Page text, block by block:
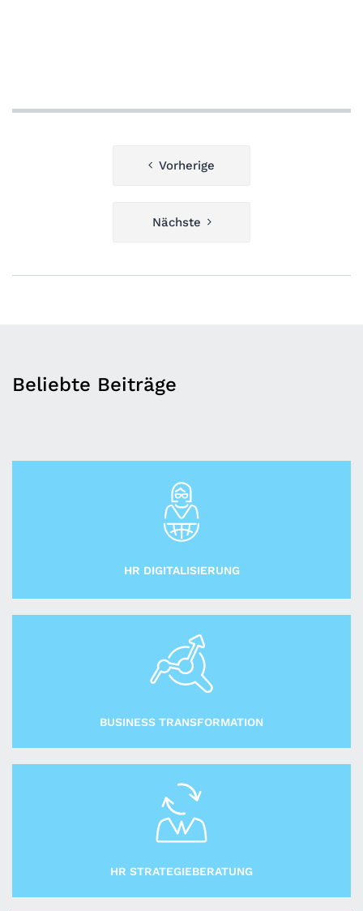
Beitragsnavigation
Vorherige
Nächste
Beliebte Beiträge
HR DIGITALISIERUNG
BUSINESS TRANSFORMATION
HR STRATEGIEBERATUNG